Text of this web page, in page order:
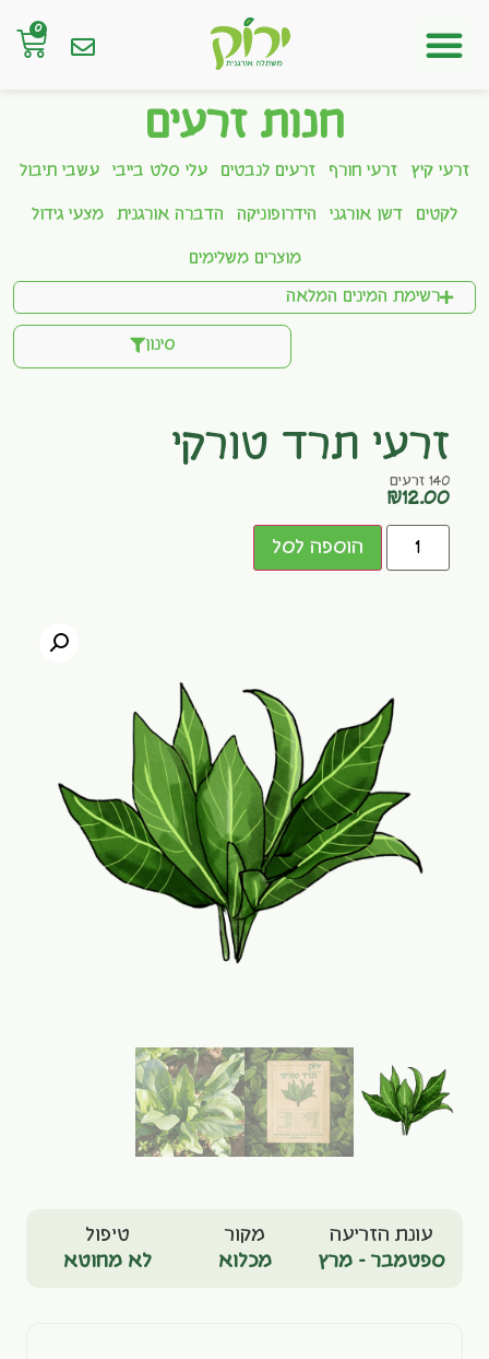
0
חנות זרעים
זרעי קיץ זרעי חורף זרעים לנבטים עלי סלט בייבי עשבי תיבול
לקטים דשן אורגני הידרופוניקה הדברה אורגנית מצעי גידול
מוצרים משלימים
רשימת המינים המלאה
סינון
זרעי תרד טורקי
140 זרעים
₪12.00
הוספה לסל
עונת הזריעה
ספטמבר - מרץ
מקור
מכלוא
טיפול
לא מחוטא